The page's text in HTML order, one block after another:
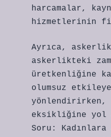
harcamalar,
hizmetlerinin
Ayrıca,
askerlikteki
üretkenliğine
olumsuz
yönlendirirken,
eksikliğine yol
Soru: